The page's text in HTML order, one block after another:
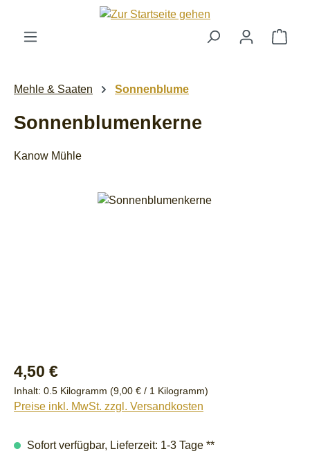
Zum Hauptinhalt springen
Mehle & Saaten Sonnenblume
Sonnenblumenkerne
Kanow Mühle
Bildergalerie überspringen
Regulärer Preis:
4,50 €
Inhalt: 0.5 Kilogramm (9,00 € / 1 Kilogramm)
Preise inkl. MwSt. zzgl. Versandkosten
Sofort verfügbar, Lieferzeit: 1-3 Tage **